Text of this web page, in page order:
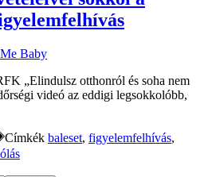
Baby
„Elindulsz otthonról és soha nem
videó az eddigi legsokkolóbb,
Címkék baleset, figyelemfelhívás,